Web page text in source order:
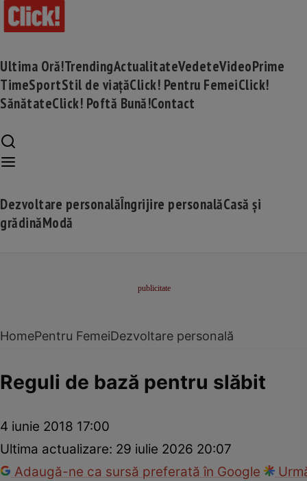
Ultima Oră!TrendingActualitateVedeteVideoPrime
TimeSportStil de viațăClick! Pentru FemeiClick!
SănătateClick! Poftă Bună!Contact
Dezvoltare personalăÎngrijire personalăCasă și
grădinăModă
HomePentru FemeiDezvoltare personală
Reguli de bază pentru slăbit
4 iunie 2018 17:00
Ultima actualizare: 29 iulie 2026 20:07
Adaugă-ne ca sursă preferată în Google